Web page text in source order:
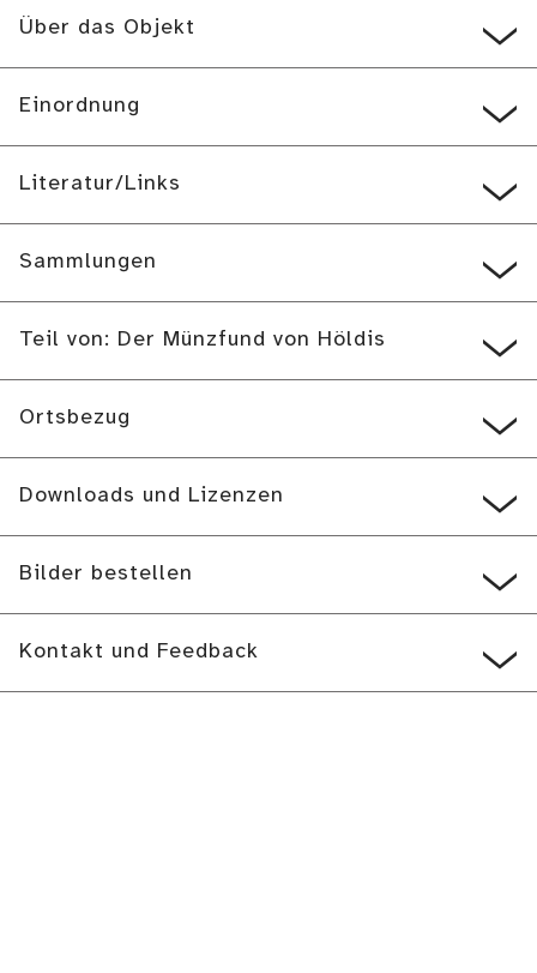
Über das Objekt
Einordnung
Literatur/Links
Sammlungen
Teil von: Der Münzfund von Höldis
Ortsbezug
Downloads und Lizenzen
Bilder bestellen
Kontakt und Feedback